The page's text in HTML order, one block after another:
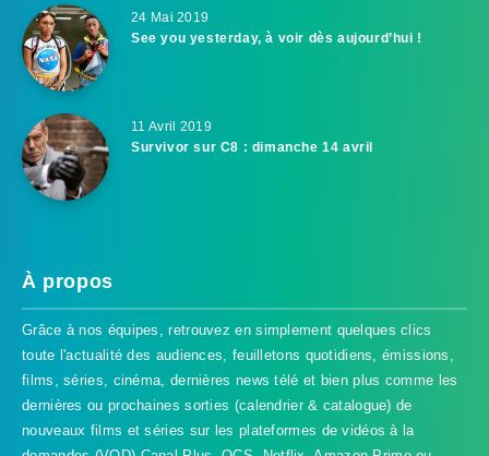
24 Mai 2019
See you yesterday, à voir dès aujourd’hui !
11 Avril 2019
Survivor sur C8 : dimanche 14 avril
À propos
Grâce à nos équipes, retrouvez en simplement quelques clics
toute l'actualité des audiences, feuilletons quotidiens, émissions,
films, séries, cinéma, dernières news télé et bien plus comme les
dernières ou prochaines sorties (calendrier & catalogue) de
nouveaux films et séries sur les plateformes de vidéos à la